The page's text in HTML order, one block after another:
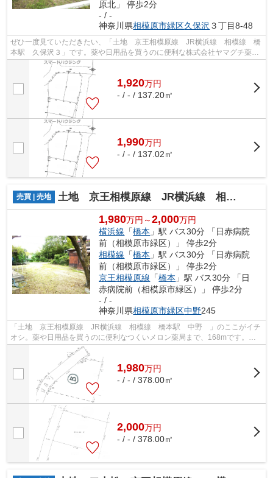
原北」 停歩2分
- / -
神奈川県相模原市緑区久保沢 ３丁目8-48
ぜひ一度見ていただきたい、「土地 京王相模原線 JR横浜線 相模線 橋
本駅 久保沢３」です。薬や日用品を買うのに便利な株式会社ヤマグチ薬局
城山店まで407mです。JA津久井郡川尻...
1,920万円
- / - / 137.20㎡
1,990万円
- / - / 137.02㎡
売買 | 売地 土地 京王相模原線 JR横浜線 相模線 橋本駅 中野
1,980万円～2,000万円
横浜線 「橋本 」駅 バス30分 「日赤病院
前（相模原市緑区）」 停歩2分
相模線 「橋本 」駅 バス30分 「日赤病院
前（相模原市緑区）」 停歩2分
京王相模原線 「橋本 」駅 バス30分 「日
赤病院前（相模原市緑区）」 停歩2分
- / -
神奈川県相模原市緑区中野245
「土地 京王相模原線 JR横浜線 相模線 橋本駅 中野 」のここがイチ
オシ。薬や日用品を買うのに便利なつくいメロン薬局まで、168mです。家
から249mのところには相模原赤十字病院...
1,980万円
- / - / 378.00㎡
2,000万円
- / - / 378.00㎡